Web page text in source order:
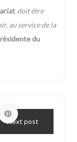
, doit être
au service de la
du
Next post